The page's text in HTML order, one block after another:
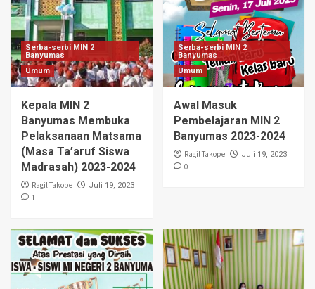
Serba-serbi MIN 2
Banyumas
Umum
Kepala MIN 2
Banyumas Membuka
Pelaksanaan Matsama
(Masa Ta’aruf Siswa
Madrasah) 2023-2024
Ragil Takope Juli 19, 2023
1
Serba-serbi MIN 2
Banyumas
Umum
Awal Masuk
Pembelajaran MIN 2
Banyumas 2023-2024
Ragil Takope Juli 19, 2023
0